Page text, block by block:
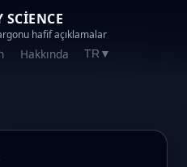
SCIENCE
hafif açıklamalar
Hakkında TR ▼